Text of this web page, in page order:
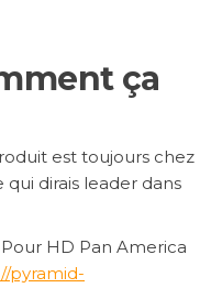
ça
est toujours chez
qui dirais leader dans
HD Pan America
pyramid-